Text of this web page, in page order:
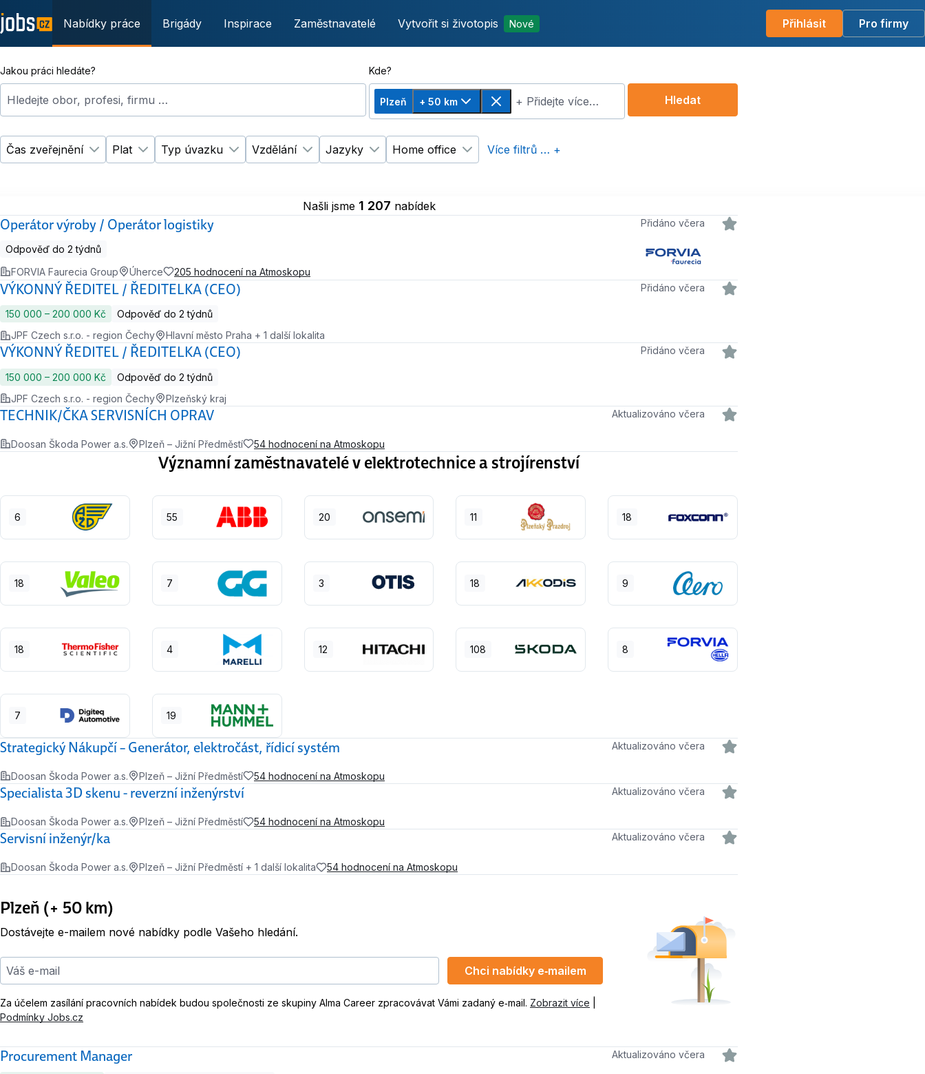
Nabídky práce Brigády Inspirace Zaměstnavatelé Vytvořit si životopis Nové Přihlásit Pro firmy
Jakou práci hledáte?
Hledejte obor, profesi, firmu …
Kde?
Plzeň
Změnit vzdálenost, zvoleno + 50 km
+ 50 km
Odebrat+ Přidejte více…
Čas zveřejnění
Změnit filtr Čas zveřejnění
Plat
Změnit filtr Plat
Typ úvazku
Změnit filtr Typ úvazku
Vzdělání
Změnit filtr Vzdělání
Jazyky
Změnit filtr Jazyky
Home office
Změnit filtr Home office
Více filtrů … +
Hledat
Našli jsme 1 207 nabídek
Operátor výroby / Operátor logistiky Přidáno včera
Odpověď do 2 týdnů
FORVIA Faurecia Group
Úherce 205 hodnocení na Atmoskopu
VÝKONNÝ ŘEDITEL / ŘEDITELKA (CEO) Přidáno včera
150 000 ‍–‍ 200 000 Kč
Odpověď do 2 týdnů
JPF Czech s.r.o. - region Čechy
Hlavní město Praha + 1 další lokalita
VÝKONNÝ ŘEDITEL / ŘEDITELKA (CEO) Přidáno včera
150 000 ‍–‍ 200 000 Kč
Odpověď do 2 týdnů
JPF Czech s.r.o. - region Čechy
Plzeňský kraj
TECHNIK/ČKA SERVISNÍCH OPRAV Aktualizováno včera
Doosan Škoda Power a.s. Plzeň – Jižní Předměstí 54 hodnocení na Atmoskopu
Významní zaměstnavatelé v elektrotechnice a strojírenství
6 55 20 11 18
18 7 3 18 9
18 4 12 108 8
7 19
Strategický Nákupčí – Generátor, elektročást, řídicí systém Aktualizováno včera
Doosan Škoda Power a.s. Plzeň – Jižní Předměstí 54 hodnocení na Atmoskopu
Specialista 3D skenu - reverzní inženýrství Aktualizováno včera
Doosan Škoda Power a.s. Plzeň – Jižní Předměstí 54 hodnocení na Atmoskopu
Servisní inženýr/ka Aktualizováno včera
Doosan Škoda Power a.s. Plzeň – Jižní Předměstí + 1 další lokalita 54 hodnocení na Atmoskopu
Plzeň (+ 50 km)
Dostávejte e-mailem nové nabídky podle Vašeho hledání.
Váš e-mail
Chci nabídky e‑mailem
Za účelem zasílání pracovních nabídek budou společnosti ze skupiny Alma Career zpracovávat Vámi zadaný e‑mail. Zobrazit více
Podmínky Jobs.cz
Procurement Manager Aktualizováno včera